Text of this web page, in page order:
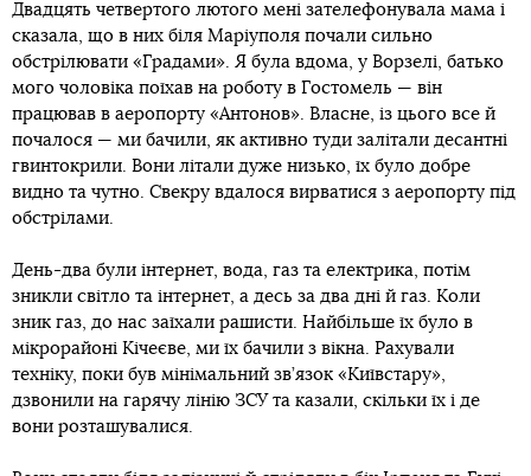
Двадцять четвертого лютого мені зателефонувала мама і
сказала, що в них біля Маріуполя почали сильно
обстрілювати «Градами». Я була вдома, у Ворзелі, батько
мого чоловіка поїхав на роботу в Гостомель — він
працював в аеропорту «Антонов». Власне, із цього все й
почалося — ми бачили, як активно туди залітали десантні
гвинтокрили. Вони літали дуже низько, їх було добре
видно та чутно. Свекру вдалося вирватися з аеропорту під
обстрілами.
День-два були інтернет, вода, газ та електрика, потім
зникли світло та інтернет, а десь за два дні й газ. Коли
зник газ, до нас заїхали рашисти. Найбільше їх було в
мікрорайоні Кічеєве, ми їх бачили з вікна. Рахували
техніку, поки був мінімальний зв’язок «Київстару»,
дзвонили на гарячу лінію ЗСУ та казали, скільки їх і де
вони розташувалися.